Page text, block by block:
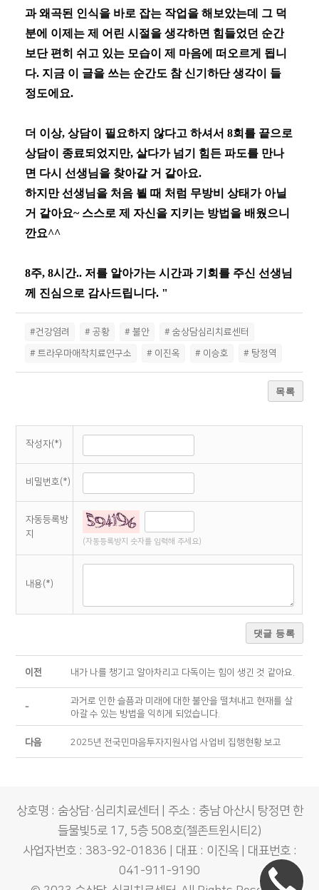
과 왜곡된 인식을 바로 잡는 작업을 해보았는데 그 덕
분에 이제는 제 어린 시절을 생각하면 힘들었던 순간
보단 편히 쉬고 있는 모습이 제 마음에 떠오르게 됩니
다. 지금 이 글을 쓰는 순간도 참 신기하단 생각이 들
정도에요.
더 이상,상담이 필요하지 않다고 하셔서8회를 끝으로
상담이 종료되었지만,살다가 넘기 힘든 파도를 만나
면 다시 선생님을 찾아갈 거 같아요.
하지만 선생님을 처음 뵐 때 처럼 무방비 상태가 아닐
거 같아요~ 스스로 제 자신을 지키는 방법을 배웠으니
깐요^^
8주, 8시간.. 저를 알아가는 시간과 기회를 주신 선생님
께 진심으로 감사드립니다. "
#건강염려 # 공황 # 불안 # 숨상담심리치료센터
# 트라우마애착치료연구소 # 이진옥 # 이승호 # 탕정역
목록
작성자(*)
비밀번호(*)
자동등록방
지
(자동등록방지 숫자를 입력해 주세요)
내용(*)
댓글 등록
이전 내가 나를 챙기고 알아차리고 다독이는 힘이 생긴 것 같아요.
-
과거로 인한 슬픔과 미래에 대한 불안을 떨쳐내고 현재를 살
아갈 수 있는 방법을 익히게 되었습니다.
다음 2025년 전국민마음투자지원사업 사업비 집행현황 보고
상호명 : 숨상담·심리치료센터 | 주소 : 충남 아산시 탕정면 한
들물빛5로 17, 5층 508호(젤존트윈시티2)
사업자번호 : 383-92-01836 | 대표 : 이진옥 | 대표번호 :
041-911-9190